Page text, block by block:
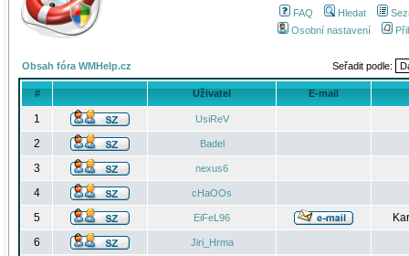
FAQ Hledat
Osobní nastavení
Obsah fóra WMHelp.cz Seřadit podle:
# Uživatel E-mail
1 UsiReV
2 Badel
3 nexus6
4 cHaOOs
5 EiFeL96
6
Jiri_Hrma